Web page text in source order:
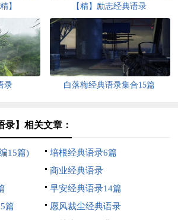
】 【精】励志经典语录
录 白落梅经典语录集合15篇
录】相关文章：
15篇)
培根经典语录6篇
商业经典语录
早安经典语录14篇
篇
愿风裁尘经典语录